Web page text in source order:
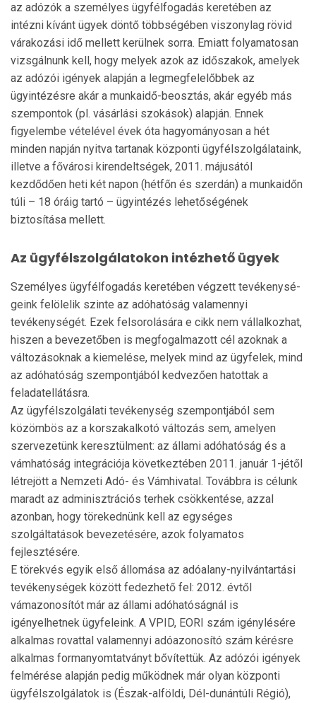
az adózók a személyes ügyfélfogadás keretében az
intézni kívánt ügyek döntő többségében viszonylag rövid
várakozási idő mellett kerülnek sorra. Emiatt folyamatosan
vizsgál­nunk kell, hogy melyek azok az időszakok, amelyek
az adózói igények alapján a legmegfelelőbbek az
ügyintézésre akár a munkaidő-beosztás, akár egyéb más
szempontok (pl. vásárlási szokások) alapján. En­nek
figyelembe vételével évek óta hagyományosan a hét
minden napján nyitva tartanak központi ügyfél­szolgálataink,
illetve a fővárosi kirendeltségek, 2011. májusától
kezdődően heti két napon (hétfőn és szer­dán) a munkaidőn
túli – 18 óráig tartó – ügyintézés lehetőségének
biztosítása mellett.
Az ügyfélszolgálatokon intézhető ügyek
Személyes ügyfélfogadás keretében végzett tevé­keny­sé­
geink felölelik szinte az adóhatóság vala­mennyi
tevékenységét. Ezek felsorolására e cikk nem vállalkozhat,
hiszen a bevezetőben is megfogal­ma­zott cél azoknak a
változásoknak a kiemelése, melyek mind az ügyfelek, mind
az adóhatóság szempont­jából kedvezően hatottak a
feladatellátásra.
Az ügyfélszolgálati tevékenység szempontjából sem
közömbös az a korszakalkotó változás sem, amelyen
szervezetünk keresztülment: az állami adóhatóság és a
vámhatóság integrációja következtében 2011. január 1-jétől
létrejött a Nemzeti Adó- és Vám­hivatal. Továbbra is célunk
maradt az adminisztrációs terhek csökkentése, azzal
azonban, hogy töreked­nünk kell az egységes
szolgáltatások bevezetésére, azok folyamatos
fejlesztésére.
E törekvés egyik első állomása az adóalany-nyilván­tar­tási
tevékenységek között fedezhető fel: 2012. év­től
vámazonosítót már az állami adóhatóságnál is
igényelhetnek ügyfeleink. A VPID, EORI szám igénylésére
alkalmas rovattal valamennyi adóazonosító szám kérésre
alkalmas formanyomtatványt bővítettük. Az adózói igények
felmérése alapján pedig működnek már olyan központi
ügyfélszolgálatok is (Észak-alföldi, Dél-dunántúli Régió),